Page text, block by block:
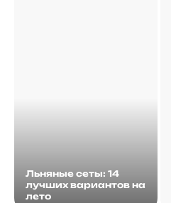
Льняные сеты: 14
лучших вариантов на
лето